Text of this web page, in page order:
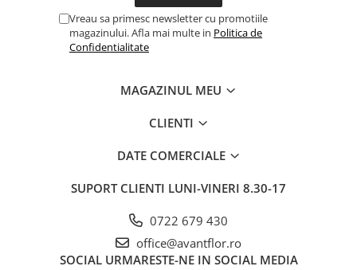
Vreau sa primesc newsletter cu promotiile
magazinului. Afla mai multe in Politica de
Confidentialitate
MAGAZINUL MEU
CLIENTI
DATE COMERCIALE
SUPORT CLIENTI LUNI-VINERI 8.30-17
0722 679 430
office@avantflor.ro
SOCIAL URMARESTE-NE IN SOCIAL MEDIA